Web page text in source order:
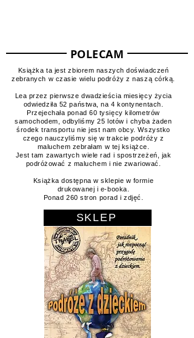
Mapa odwiedzonych miejsc
POLECAM
Książka ta jest zbiorem naszych doświadczeń
zebranych w czasie wielu podróży z naszą córką.
Lea przez pierwsze dwadzieścia miesięcy życia
odwiedziła 52 państwa, na 4 kontynentach.
Przejechała ponad 60 tysięcy kilometrów
samochodem, odbyliśmy 25 lotów i chyba żaden
środek transportu nie jest nam obcy. Wszystko
czego nauczyliśmy się w trakcie podróży z
Jest tam zawartych wiele rad i spostrzeżeń, jak
podróżować z maluchem i nie zwariować.
Książka dostępna w sklepie w formie
drukowanej i e-booka.
Ponad 260 stron porad i zdjęć.
SKLEP